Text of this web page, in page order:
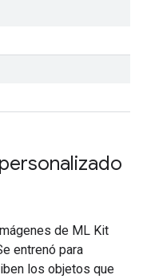
de ML Kit
entrenó para
los objetos que